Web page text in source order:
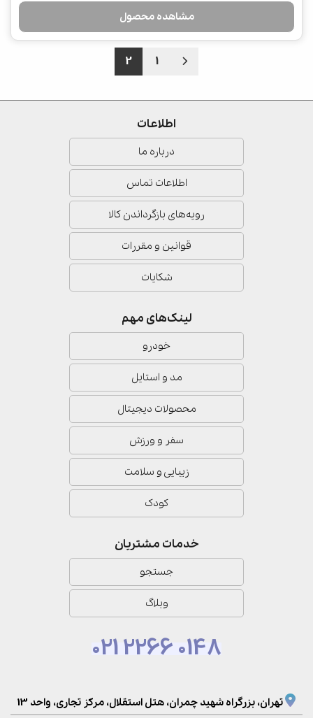
مشاهده محصول
1
2
اطلاعات
درباره ما
اطلاعات تماس
رویه‌های بازگرداندن کالا
قوانین و مقررات
شکایات
لینک‌های مهم
خودرو
مد و استایل
محصولات دیجیتال
سفر و ورزش
زیبایی و سلامت
کودک
خدمات مشتریان
جستجو
وبلاگ
021 2266 0148
تهران، بزرگراه شهید چمران، هتل استقلال، مرکز تجاری، واحد 13